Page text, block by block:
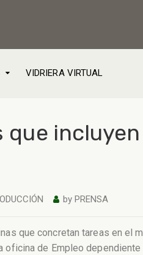
VIDRIERA VIRTUAL
by PRENSA
que concretan tareas en el
de Empleo